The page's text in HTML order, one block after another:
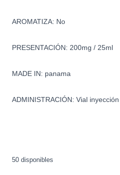
AROMATIZA: No
PRESENTACIÓN: 200mg / 25ml
MADE IN: panama
ADMINISTRACIÓN: Vial inyección
50 disponibles